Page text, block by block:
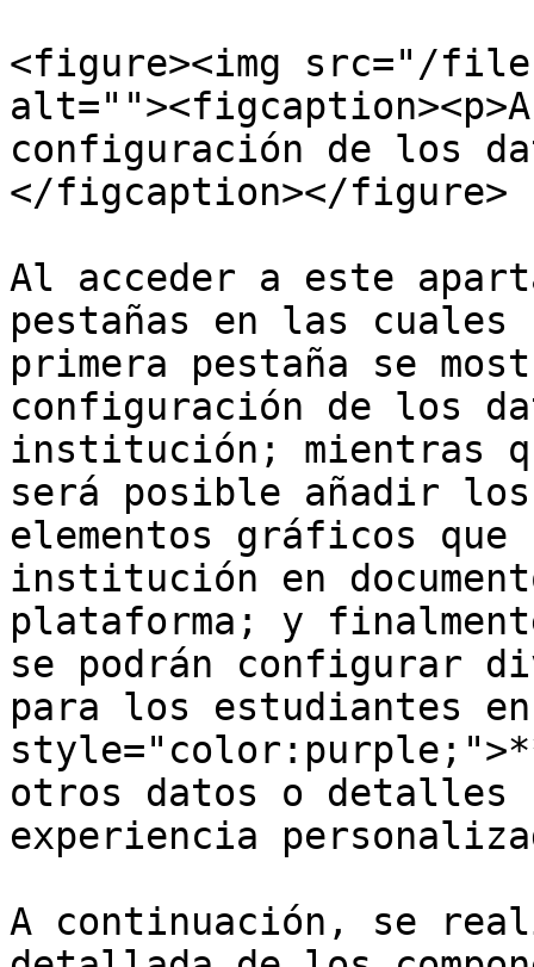
<figure><img src="/
configuración de los
</figcaption></figure>
Al acceder a este
pestañas en las
primera pestaña se
configuración de los
institución; mientras
será posible añadir
elementos gráficos
institución en
plataforma; y
se podrán configurar
para los estudiantes
otros datos o detalles
experiencia
A continuación, se